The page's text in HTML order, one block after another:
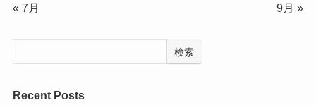
« 7月 9月 »
検索
Recent Posts